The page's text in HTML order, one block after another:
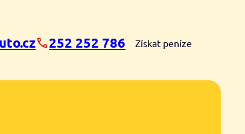
252 252 786 Získat peníze